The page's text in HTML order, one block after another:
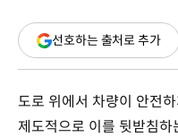
선호하는 출처로 추가(새
창
도로 위에서 차량이 안전
제도적으로 이를 뒷받침하